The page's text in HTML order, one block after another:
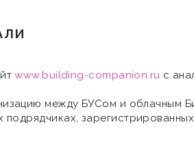
www.building-companion.ru с
между БУСом и облачным